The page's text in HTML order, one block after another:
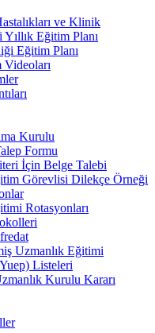
ve Klinik
Eğitim Planı
Eğitim Planı
Kurulu
Formu
İçin Belge Talebi
Görevlisi Dilekçe Örneği
Rotasyonları
Uzmanlık Eğitimi
Listeleri
Kurulu Kararı